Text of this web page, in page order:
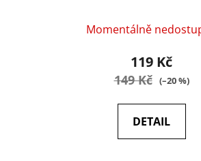
Momentálně
119 Kč
149 Kč (–20 %)
DETAIL